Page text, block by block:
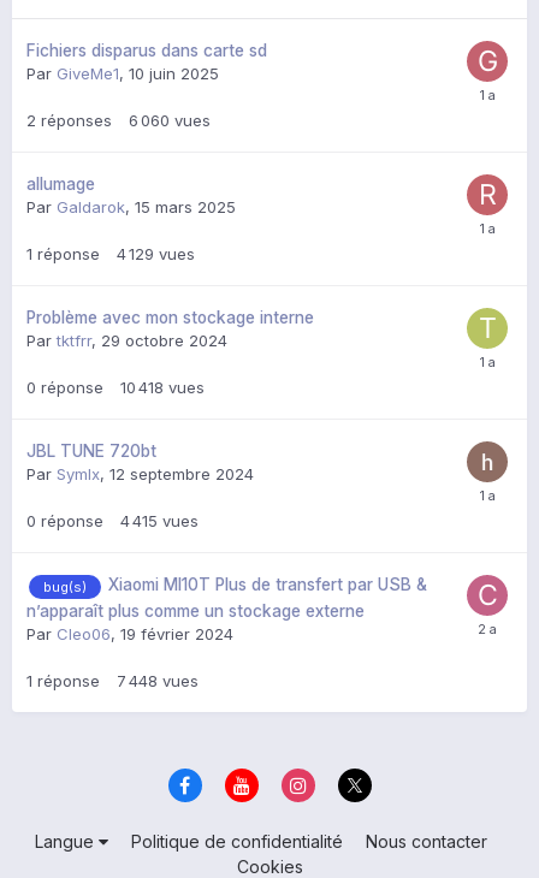
Fichiers disparus dans carte sd
Par GiveMe1, 10 juin 2025
2 réponses 6 060 vues
allumage
Par Galdarok, 15 mars 2025
1 réponse 4 129 vues
Problème avec mon stockage interne
Partktfrr, 29 octobre 2024
0 réponse 10 418 vues
JBL TUNE 720bt
Par Symlx, 12 septembre 2024
0 réponse 4 415 vues
bug(s)
Xiaomi MI10T Plus de transfert par USB &
n’apparaît plus comme un stockage externe
Par Cleo06, 19 février 2024
1 réponse 7 448 vues
Langue Politique de confidentialité
Nous contacter
Cookies